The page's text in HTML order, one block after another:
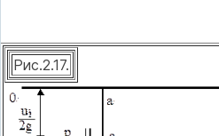
Рис.2.17.